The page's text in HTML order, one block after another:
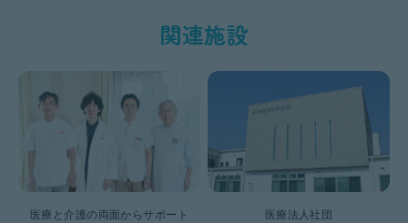
関連施設
医療と介護の両面からサポート 医療法人社団